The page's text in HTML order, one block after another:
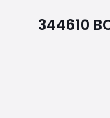
344610